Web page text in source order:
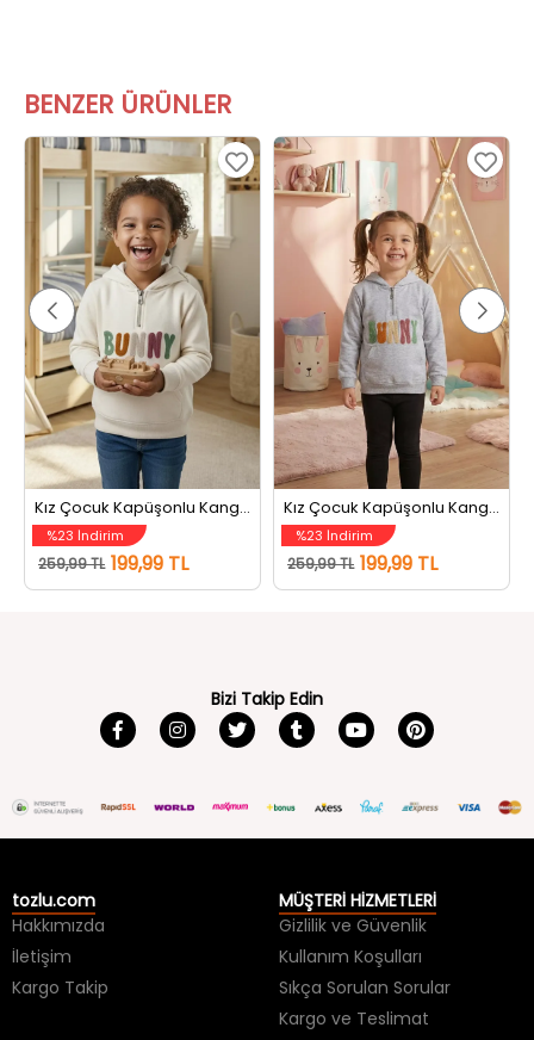
BENZER ÜRÜNLER
Kız Çocuk Kapüşonlu Kanguru Cepli Şardonlu Sweatshirt Krem
%23 İndirim
259,99 TL 199,99 TL
Kız Çocuk Kapüşonlu Kanguru Cepli Şardonlu Sweatshirt Gri
%23 İndirim
259,99 TL 199,99 TL
Bizi Takip Edin
tozlu.com
Hakkımızda
İletişim
Kargo Takip
MÜŞTERİ HİZMETLERİ
Gizlilik ve Güvenlik
Kullanım Koşulları
Sıkça Sorulan Sorular
Kargo ve Teslimat